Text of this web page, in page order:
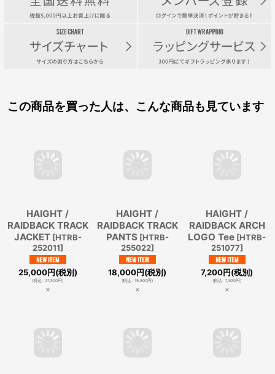
この商品を買った人は、こんな商品も見ています
HAIGHT /
RAIDBACK TRACK
JACKET [HTRB-
252011]
25,000円(税別)
(税込: 27,500円)
×
HAIGHT /
RAIDBACK TRACK
PANTS [HTRB-
255022]
18,000円(税別)
(税込: 19,800円)
×
HAIGHT /
RAIDBACK ARCH
LOGO Tee [HTRB-
251077]
7,200円(税別)
(税込: 7,920円)
×